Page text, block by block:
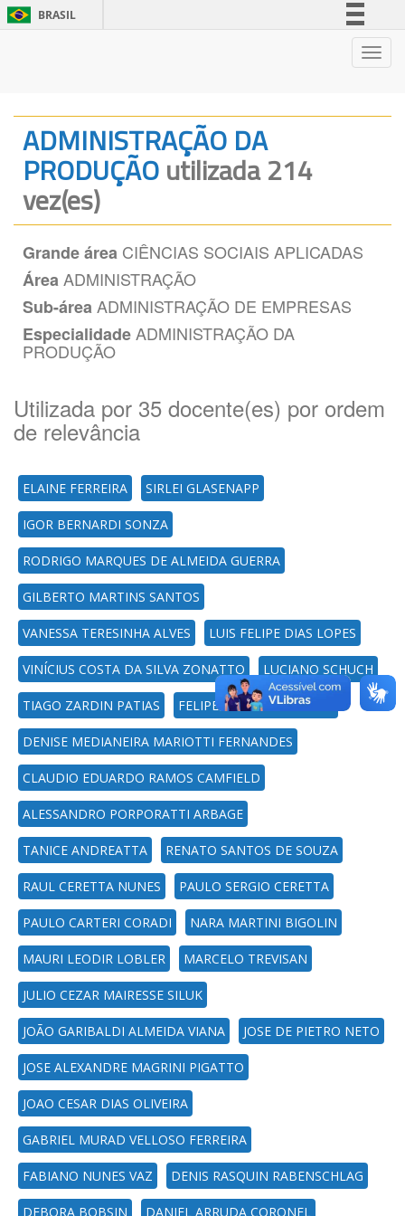
BRASIL
Legislação
Canais
ADMINISTRAÇÃO DA
PRODUÇÃOutilizada 214
vez(es)
Grande área CIÊNCIAS SOCIAIS APLICADAS
Área ADMINISTRAÇÃO
Sub-área ADMINISTRAÇÃO DE EMPRESAS
Especialidade ADMINISTRAÇÃO DA
PRODUÇÃO
Utilizada por 35 docente(es) por ordem
de relevância
ELAINE FERREIRA SIRLEI GLASENAPP
IGOR BERNARDI SONZA
RODRIGO MARQUES DE ALMEIDA GUERRA
GILBERTO MARTINS SANTOS
VANESSA TERESINHA ALVES LUIS FELIPE DIAS LOPES
VINÍCIUS COSTA DA SILVA ZONATTO LUCIANO SCHUCH
TIAGO ZARDIN PATIAS FELIPE MARTINS MULLER
DENISE MEDIANEIRA MARIOTTI FERNANDES
CLAUDIO EDUARDO RAMOS CAMFIELD
ALESSANDRO PORPORATTI ARBAGE
TANICE ANDREATTA RENATO SANTOS DE SOUZA
RAUL CERETTA NUNES PAULO SERGIO CERETTA
PAULO CARTERI CORADI NARA MARTINI BIGOLIN
MAURI LEODIR LOBLER MARCELO TREVISAN
JULIO CEZAR MAIRESSE SILUK
JOÃO GARIBALDI ALMEIDA VIANA JOSE DE PIETRO NETO
JOSE ALEXANDRE MAGRINI PIGATTO
JOAO CESAR DIAS OLIVEIRA
GABRIEL MURAD VELLOSO FERREIRA
FABIANO NUNES VAZ DENIS RASQUIN RABENSCHLAG
DEBORA BOBSIN DANIEL ARRUDA CORONEL